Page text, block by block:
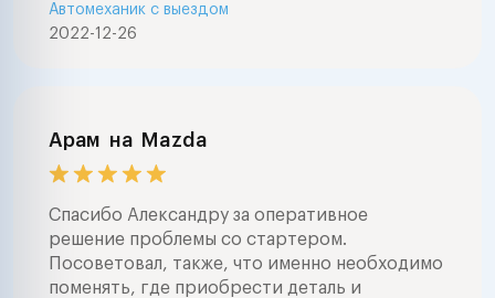
2022-12-26
Автомеханик с выездом
Арам на Mazda
Спасибо Александру за оперативное
решение проблемы со стартером.
Посоветовал, также, что именно необходимо
поменять, где приобрести деталь и